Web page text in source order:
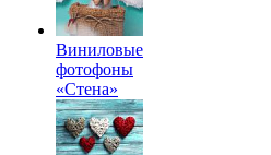
Виниловые
фотофоны
«Стена»